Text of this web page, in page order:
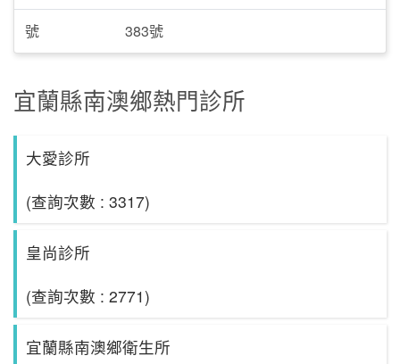
號 383號
宜蘭縣南澳鄉熱門診所
大愛診所
(查詢次數 : 3317)
皇尚診所
(查詢次數 : 2771)
宜蘭縣南澳鄉衛生所